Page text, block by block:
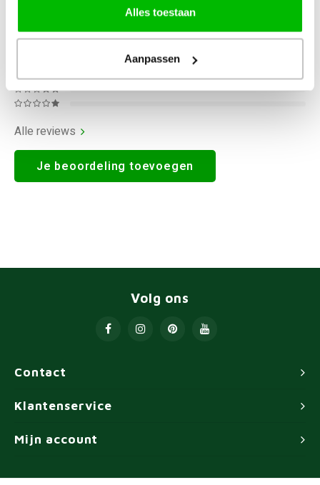
Alles toestaan
Aanpassen
Alle reviews
Je beoordeling toevoegen
Contact
Volg ons
Klantenservice
Mijn account